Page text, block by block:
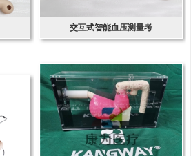
交互式智能血压测量考